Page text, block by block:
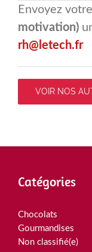
Envoyez
motivation)
rh@letech.fr
VOIR NOS
Catégories
Chocolats
Gourmandises
Non classifié(e)